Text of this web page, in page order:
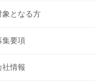
象となる方
集要項
社情報